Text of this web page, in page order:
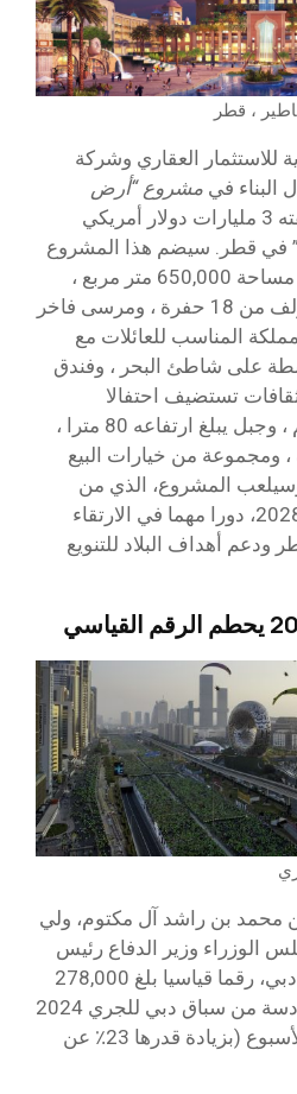
، قطر
للاستثمار العقاري وشركة
مشروع “أرض
” الذي تبلغ تكلفته 3 مليارات دولار أمريكي
في قطر. سيضم هذا المشروع
الطموح ، الذي يمتد على مساحة 650,000 متر مربع ،
مدينة ملاهي ، وملعب جولف من 18 حفرة ، ومرسى فاخر
المناسب للعائلات مع
على شاطئ البحر ، وفندق
تستضيف احتفالا
مستقبليا بموسيقى العالم ، وجبل يبلغ ارتفاعه 80 مترا ،
ومجموعة من خيارات البيع
وسيلعب المشروع، الذي من
المتوقع افتتاحه في عام 2028، دورا مهما في الارتقاء
أهداف البلاد للتنويع
محمد بن راشد آل مكتوم، ولي
الوزراء وزير الدفاع رئيس
المجلس التنفيذي لإمارة دبي، رقما قياسيا بلغ 278,000
متسابق في النسخة السادسة من سباق دبي للجري 2024
في وقت سابق من هذا الأسبوع (بزيادة قدرها 23٪ عن